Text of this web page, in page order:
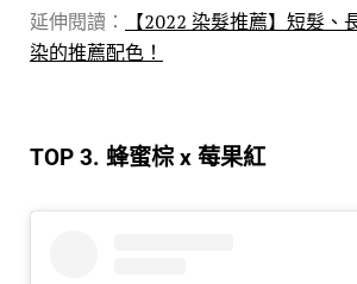
延伸閱讀：
【2022 染髮推薦】短髮、
染的推薦配色！
TOP 3. 蜂蜜棕 x 莓果紅